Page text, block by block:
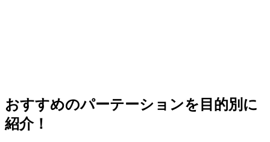
おすすめのパーテーションを目的別に
紹介！